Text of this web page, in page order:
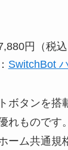
円（税
SwitchBot
ボタンを搭
れものです
ーム共通規